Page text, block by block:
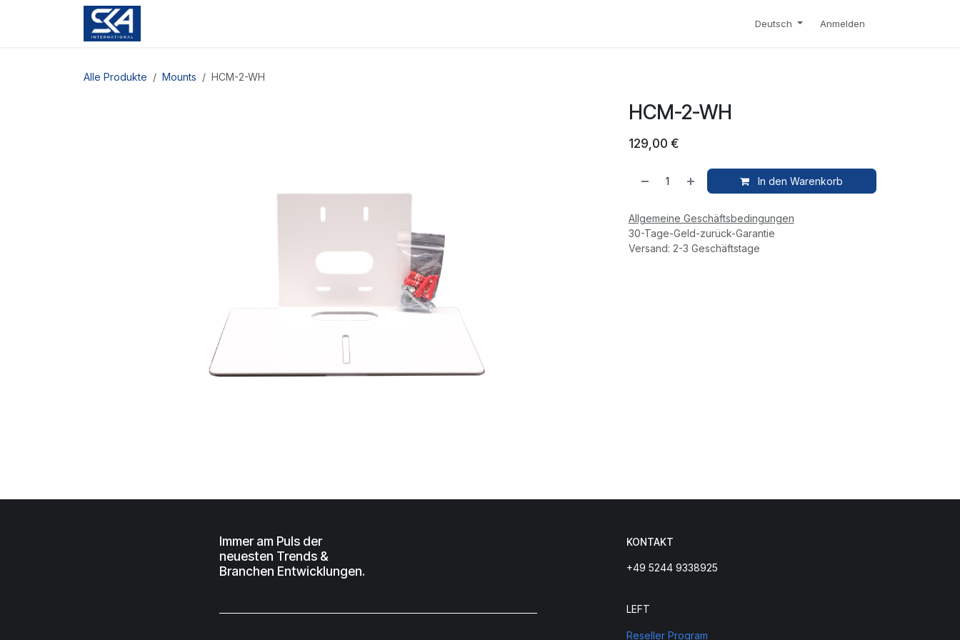
Zum Inhalt springen
Deutsch Anmelden
Alle Produkte Mounts HCM-2-WH
HCM-2-WH
129,00 €
In den Warenkorb
Allgemeine Geschäftsbedingungen
30-Tage-Geld-zurück-Garantie
Versand: 2-3 Geschäftstage
Immer am Puls der
neuesten Trends &
Branchen Entwicklungen.
KONTAKT
+49 5244 9338925
LEFT
Reseller Program